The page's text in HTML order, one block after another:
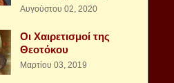
Αυγούστου 02, 2020
Οι Χαιρετισμοί της
Θεοτόκου
Μαρτίου 03, 2019